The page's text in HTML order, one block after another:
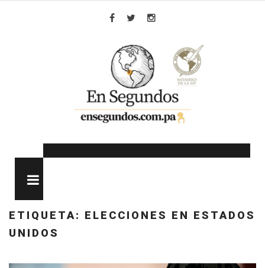
ETIQUETA: ELECCIONES EN ESTADOS
UNIDOS